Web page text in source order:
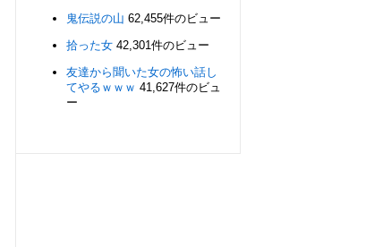
鬼伝説の山 62,455件のビュー
拾った女 42,301件のビュー
友達から聞いた女の怖い話し
てやるｗｗｗ 41,627件のビュ
ー